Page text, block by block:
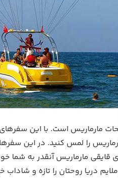
مارماریس است. با این سفرهای
را لمس کنید. در این
قایقی مارماریس آنقدر به
دریا روحتان را تازه و شاداب